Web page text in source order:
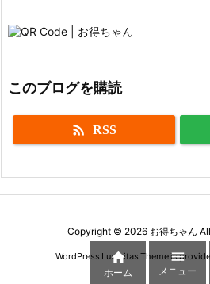
このブログを購読
 RSS
Copyright © 2026 お得ちゃん
WordPress Luxeritas Theme is

ホーム

メニュー